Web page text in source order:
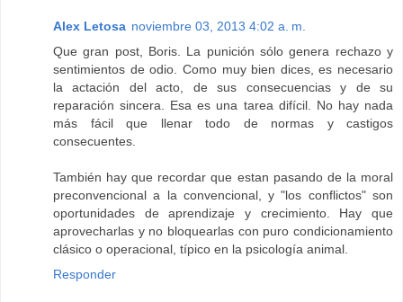
Alex Letosa noviembre 03, 2013 4:02 a. m.
Que gran post, Boris. La punición sólo genera rechazo y
sentimientos de odio. Como muy bien dices, es necesario
la actación del acto, de sus consecuencias y de su
reparación sincera. Esa es una tarea difícil. No hay nada
más fácil que llenar todo de normas y castigos
consecuentes.
También hay que recordar que estan pasando de la moral
preconvencional a la convencional, y "los conflictos" son
oportunidades de aprendizaje y crecimiento. Hay que
aprovecharlas y no bloquearlas con puro condicionamiento
clásico o operacional, típico en la psicología animal.
Responder